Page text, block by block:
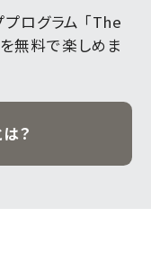
ログラム 「The
無料で楽しめま
？